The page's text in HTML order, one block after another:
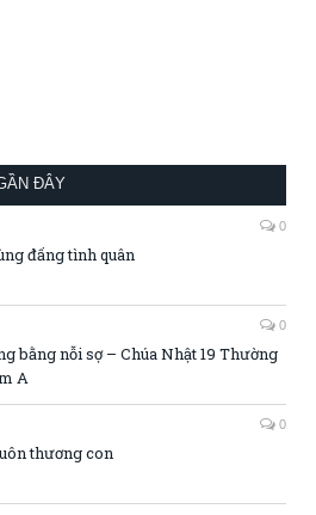
ĐÂY
0
đấng tình quân
0
bằng nỗi sợ – Chúa Nhật 19 Thường
A
0
thương con